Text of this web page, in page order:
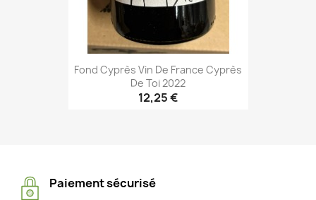
Fond Cyprès Vin De France Cyprès
De Toi 2022
12,25 €
Paiement sécurisé